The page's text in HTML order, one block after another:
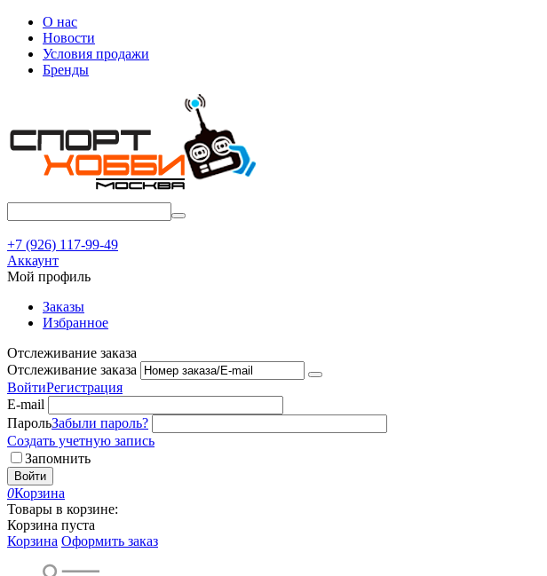
О нас
Новости
Условия продажи
Бренды
+7 (926) 117-99-49
Аккаунт
Мой профиль
Заказы
Избранное
Отслеживание заказа
Отслеживание заказа
ВойтиРегистрация
E-mail
ПарольЗабыли пароль?
Создать учетную запись
Запомнить
Войти
0Корзина
Товары в корзине:
Корзина пуста
Корзина Оформить заказ